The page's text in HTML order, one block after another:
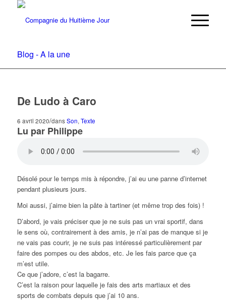
Blog - A la une
De Ludo à Caro
6 avril 2020/dansSon, Texte
Lu par Philippe
Désolé pour le temps mis à répondre, j’ai eu une panne d’internet
pendant plusieurs jours.
Moi aussi, j’aime bien la pâte à tartiner (et même trop des fois) !
D’abord, je vais préciser que je ne suis pas un vrai sportif, dans
le sens où, contrairement à des amis, je n’ai pas de manque si je
ne vais pas courir, je ne suis pas intéressé particulièrement par
faire des pompes ou des abdos, etc. Je les fais parce que ça
m’est utile.
Ce que j’adore, c’est la bagarre.
C’est la raison pour laquelle je fais des arts martiaux et des
sports de combats depuis que j’ai 10 ans.